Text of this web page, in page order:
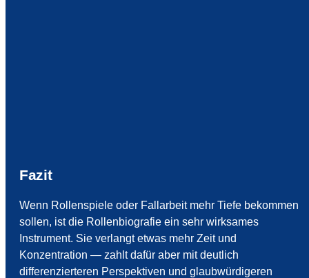
Fazit
Wenn Rollenspiele oder Fallarbeit mehr Tiefe bekommen
sollen, ist die Rollenbiografie ein sehr wirksames
Instrument. Sie verlangt etwas mehr Zeit und
Konzentration — zahlt dafür aber mit deutlich
differenzierteren Perspektiven und glaubwürdigeren